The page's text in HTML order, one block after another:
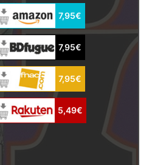
7,95€
7,95€
7,95€
5,49€